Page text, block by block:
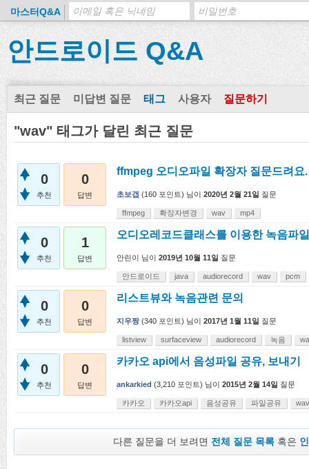
마스터Q&A
안드로이드 Q&A
최근 질문 미답변 질문 태그 사용자 질문하기
"wav" 태그가 달린 최근 질문
0
추천
0
답변
ffmpeg 오디오파일 확장자 질문드려요.
초보갭 (160 포인트) 님이 2020년 2월 21일 질문
ffmpeg 확장자변경 wav mp4
0
추천
1
답변
오디오레코드클래스를 이용한 녹음파
안린이 님이 2019년 10월 11일 질문
안드로이드 java audiorecord wav pcm
0
추천
0
답변
리스트뷰와 녹음관련 문의
지우짱 (340 포인트) 님이 2017년 1월 11일 질문
listview surfaceview audiorecord 녹음
0
추천
0
답변
카카오 api에서 음성파일 공유, 보내기
ankarkied (3,210 포인트) 님이 2015년 2월 14일 질문
카카오 카카오api 음성공유 파일공유 wav
다른 질문을 더 보려면 전체 질문 목록 혹은